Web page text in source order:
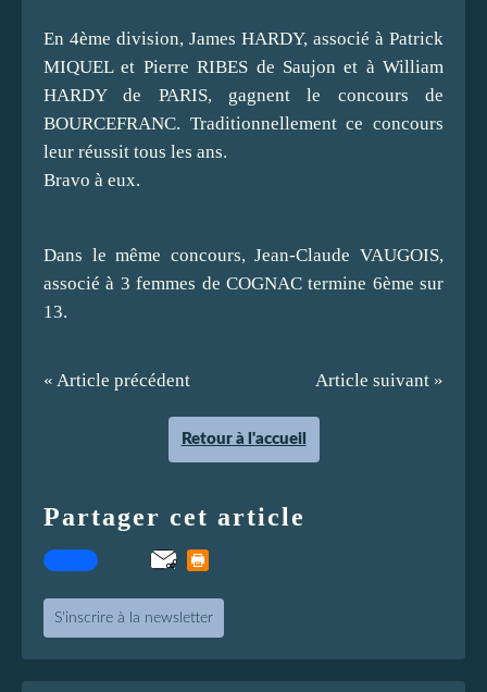
En 4ème division, James HARDY, associé à Patrick
MIQUEL et Pierre RIBES de Saujon et à William
HARDY de PARIS, gagnent le concours de
BOURCEFRANC. Traditionnellement ce concours
leur réussit tous les ans.
Bravo à eux.
Dans le même concours, Jean-Claude VAUGOIS,
associé à 3 femmes de COGNAC termine 6ème sur
13.
« Article précédent Article suivant »
Retour à l'accueil
Partager cet article
S'inscrire à la newsletter